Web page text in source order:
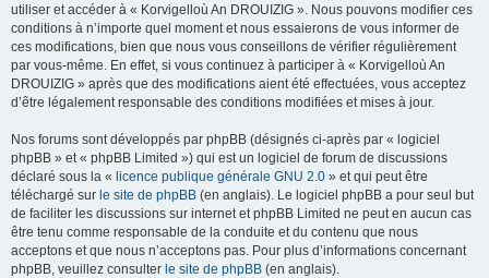
utiliser et accéder à « Korvigelloù An DROUIZIG ». Nous pouvons modifier ces
conditions à n’importe quel moment et nous essaierons de vous informer de
ces modifications, bien que nous vous conseillons de vérifier régulièrement
par vous-même. En effet, si vous continuez à participer à « Korvigelloù An
DROUIZIG » après que des modifications aient été effectuées, vous acceptez
d’être légalement responsable des conditions modifiées et mises à jour.
Nos forums sont développés par phpBB (désignés ci-après par « logiciel
phpBB » et « phpBB Limited ») qui est un logiciel de forum de discussions
déclaré sous la « licence publique générale GNU 2.0 » et qui peut être
téléchargé sur le site de phpBB (en anglais). Le logiciel phpBB a pour seul but
de faciliter les discussions sur internet et phpBB Limited ne peut en aucun cas
être tenu comme responsable de la conduite et du contenu que nous
acceptons et que nous n’acceptons pas. Pour plus d’informations concernant
phpBB, veuillez consulter le site de phpBB (en anglais).